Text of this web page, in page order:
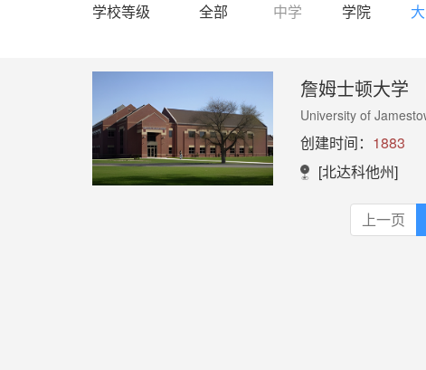
学校等级
全部 中学 学院
詹姆士顿大学
University of
创建时间： 1883
[北达科他州]
上一页